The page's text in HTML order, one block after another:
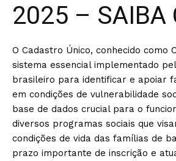
2025 – SAIBA
O Cadastro Único, conhecido como
sistema essencial implementado
brasileiro para identificar e apoiar
em condições de vulnerabilidade
base de dados crucial para o
diversos programas sociais que
condições de vida das famílias de
prazo importante de inscrição e